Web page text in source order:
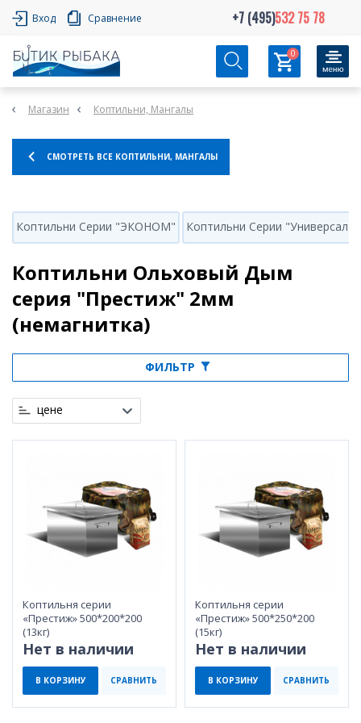
Вход Сравнение +7 (495)532 75 78
0
Магазин Коптильни, Мангалы
СМОТРЕТЬ ВСЕ КОПТИЛЬНИ, МАНГАЛЫ
Коптильни Серии "ЭКОНОМ" Коптильни Серии "Универсал"
Коптильни Ольховый Дым
серия "Престиж" 2мм
(немагнитка)
ФИЛЬТР
цене
Коптильня серии
«Престиж» 500*200*200
(13кг)
Нет в наличии
В КОРЗИНУ СРАВНИТЬ
Коптильня серии
«Престиж» 500*250*200
(15кг)
Нет в наличии
В КОРЗИНУ СРАВНИТЬ